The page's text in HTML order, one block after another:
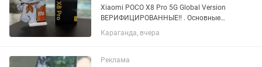
Xiaomi POCO X8 Pro 5G Global Version
ВЕРИФИЦИРОВАННЫЕ!! . Основные
характеристики: - Экран: 6,59" AMOLED-
дисплей 1,5K, 120 Гц, сверхяркий -
Восьмиядерный CPU, до...
Караганда, вчера
Реклама